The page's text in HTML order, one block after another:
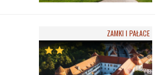
ZAMKI I PAŁACE
starstar